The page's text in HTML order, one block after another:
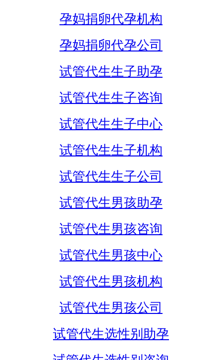
孕妈捐卵代孕机构
孕妈捐卵代孕公司
试管代生生子助孕
试管代生生子咨询
试管代生生子中心
试管代生生子机构
试管代生生子公司
试管代生男孩助孕
试管代生男孩咨询
试管代生男孩中心
试管代生男孩机构
试管代生男孩公司
试管代生选性别助孕